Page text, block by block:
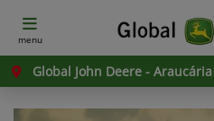
menu
Global John Deere - Araucária